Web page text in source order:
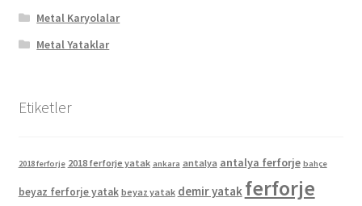
Metal Karyolalar
Metal Yataklar
Etiketler
2018 ferforje 2018 ferforje yatak ankara antalya antalya ferforje bahçe
beyaz ferforje yatak beyaz yatak demir yatak ferforje